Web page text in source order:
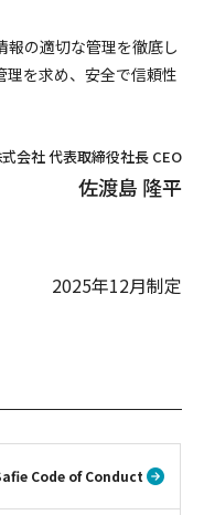
報の適切な管理を徹底し
理を求め、安全で信頼性
会社 代表取締役社長 CEO
佐渡島 隆平
2025年12月制定
Code of Conduct